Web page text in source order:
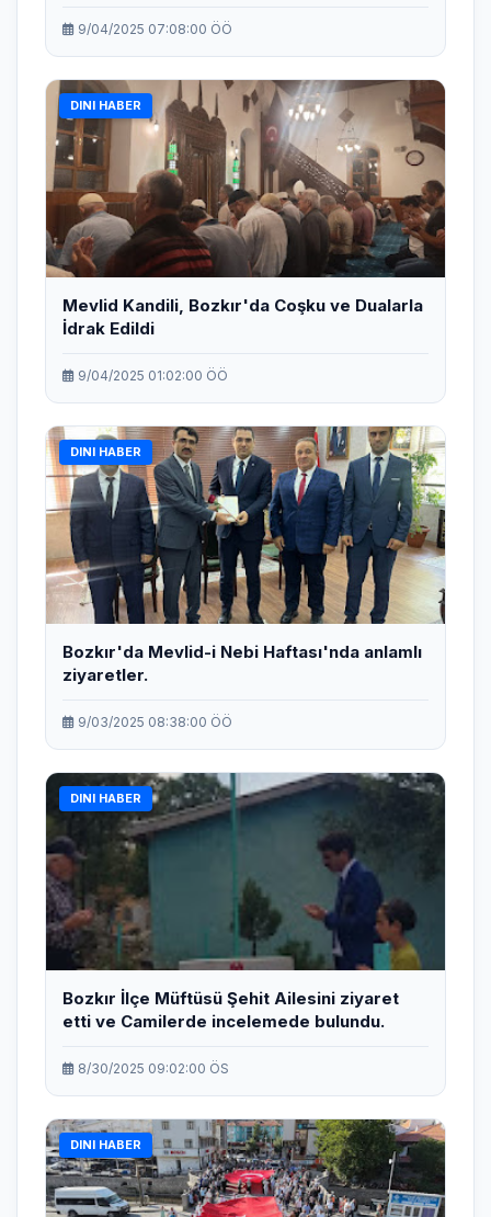
9/04/2025 07:08:00 ÖÖ
DINI HABER
Mevlid Kandili, Bozkır'da Coşku ve Dualarla
İdrak Edildi
9/04/2025 01:02:00 ÖÖ
DINI HABER
Bozkır'da Mevlid-i Nebi Haftası'nda anlamlı
ziyaretler.
9/03/2025 08:38:00 ÖÖ
DINI HABER
Bozkır İlçe Müftüsü Şehit Ailesini ziyaret
etti ve Camilerde incelemede bulundu.
8/30/2025 09:02:00 ÖS
DINI HABER